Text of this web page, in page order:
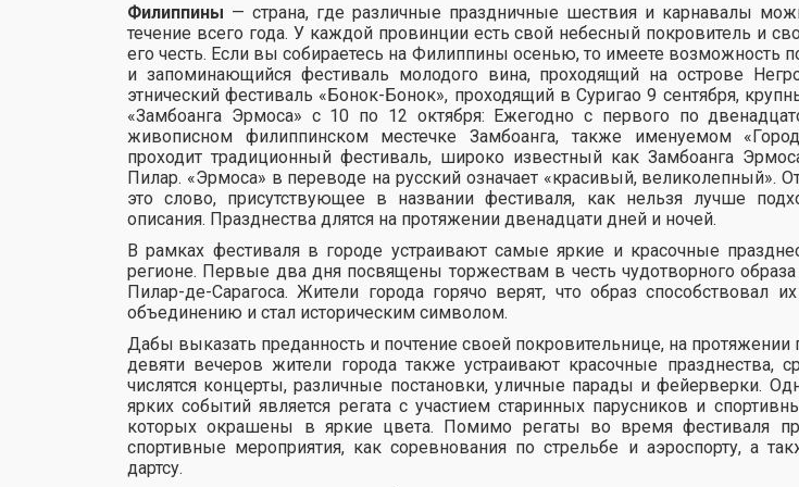
Филиппины — страна, где различные праздничные шествия и карнавалы
течение всего года. У каждой провинции есть свой небесный покровитель и
его честь. Если вы собираетесь на Филиппины осенью, то имеете возможность
и запоминающийся фестиваль молодого вина, проходящий на острове
этнический фестиваль «Бонок-Бонок», проходящий в Суригао 9 сентября,
«Замбоанга Эрмоса» с 10 по 12 октября: Ежегодно с первого по
живописном филиппинском местечке Замбоанга, также именуемом
проходит традиционный фестиваль, широко известный как Замбоанга
Пилар. «Эрмоса» в переводе на русский означает «красивый, великолепный».
это слово, присутствующее в названии фестиваля, как нельзя лучше
описания. Празднества длятся на протяжении двенадцати дней и ночей.
В рамках фестиваля в городе устраивают самые яркие и красочные
регионе. Первые два дня посвящены торжествам в честь чудотворного
Пилар-де-Сарагоса. Жители города горячо верят, что образ способствовал
объединению и стал историческим символом.
Дабы выказать преданность и почтение своей покровительнице, на
девяти вечеров жители города также устраивают красочные празднества,
числятся концерты, различные постановки, уличные парады и фейерверки.
ярких событий является регата с участием старинных парусников и
которых окрашены в яркие цвета. Помимо регаты во время фестиваля
спортивные мероприятия, как соревнования по стрельбе и аэроспорту, а
дартсу.